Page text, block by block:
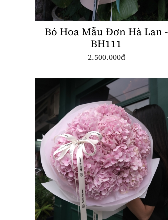
Bó Hoa Mẫu Đơn Hà Lan -
BH111
2.500.000đ